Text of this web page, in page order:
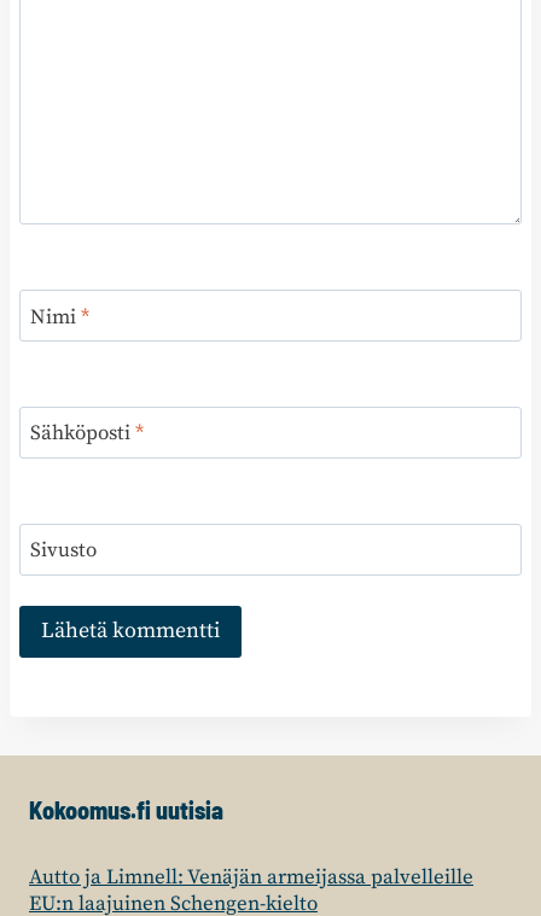
Nimi*
Sähköposti*
Sivusto
Kokoomus.fi uutisia
Autto ja Limnell: Venäjän armeijassa palvelleille
EU:n laajuinen Schengen-kielto